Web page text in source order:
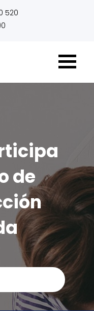
520
de